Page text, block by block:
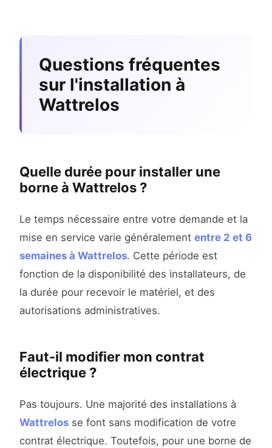
Questions fréquentes
sur l'installation à
Wattrelos
Quelle durée pour installer une
borne à Wattrelos ?
Le temps nécessaire entre votre demande et la
mise en service varie généralement entre 2 et 6
semaines à Wattrelos. Cette période est
fonction de la disponibilité des installateurs, de
la durée pour recevoir le matériel, et des
autorisations administratives.
Faut-il modifier mon contrat
électrique ?
Pas toujours. Une majorité des installations à
Wattrelos se font sans modification de votre
contrat électrique. Toutefois, pour une borne de